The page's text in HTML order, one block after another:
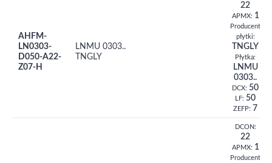
AHFM-
LN0303-
D050-A22-
Z07-H
LNMU 0303..
TNGLY
22
APMX: 1
Producent
płytki:
TNGLY
Płytka:
LNMU
0303..
DCX: 50
LF: 50
ZEFP: 7
DCON:
22
APMX: 1
Producent